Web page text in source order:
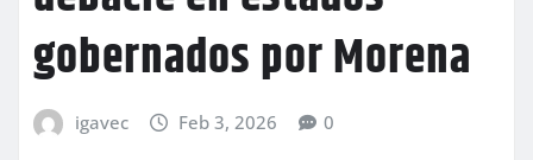
gobernados por Morena
igavec Feb 3, 2026 0